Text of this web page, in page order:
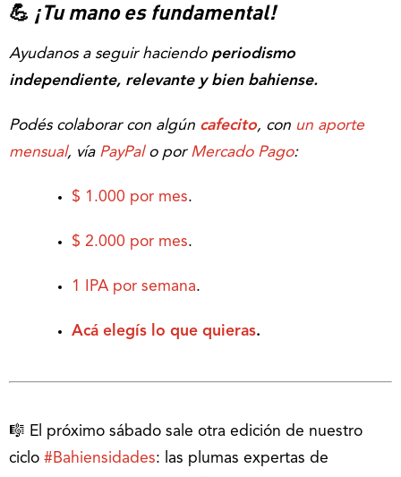
💪 ¡Tu mano es fundamental!
Ayudanos a seguir haciendo periodismo
independiente, relevante y bien bahiense.
Podés colaborar con algún cafecito, con un aporte
mensual, víaPayPalo porMercado Pago:
$ 1.000 por mes.
$ 2.000 por mes.
1 IPA por semana.
Acá elegís lo que quieras.
🎼 El próximo sábado sale otra edición de nuestro
ciclo #Bahiensidades: las plumas expertas de